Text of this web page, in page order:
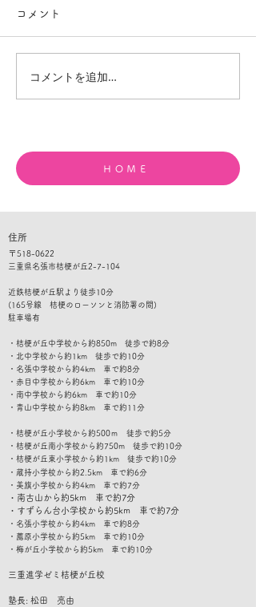
夏休みの宿題が進まない
コメント
コメントを追加…
ＨＯＭＥ
住所
​〒 518-0622
三重県名張市桔梗が丘2-7-104
​​近鉄桔梗が丘駅より徒歩10分
(165号線 桔梗のローソンと消防署の間)
​駐車場有
・桔梗が丘中学校から約850m 徒歩で約8分
・北中学校から約1km 徒歩で約10分
・名張中学校から約4km 車で約8分
・赤目中学校から約6km 車で約10分
・南中学校から約6km 車で約10分
​・青山中学校から約8km 車で約11分
・桔梗が丘小学校から約500ｍ 徒歩で約5分
・桔梗が丘南小学校から約750m 徒歩で約10分
・桔梗が丘東小学校から約1km 徒歩で約10分
・蔵持小学校から約2.5km 車で約6分
・美旗小学校から約4km 車で約7分
・南古山から約5km 車で約7分
​・すずらん台小学校から約5km 車で約7分
・名張小学校から約4km 車で約8分
・薦原小学校から約5km 車で約10分
・梅が丘小学校から約5km 車で約10分
​三重進学ゼミ桔梗が丘校
塾長: 松田 亮由